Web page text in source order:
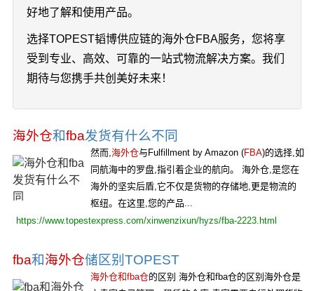
好地了解和使用产品。
选择TOPEST韬博供应链的海外仓FBA服务，您将享
受到专业、高效、可靠的一站式物流解决方案。我们
期待与您携手共创美好未来！
海外仓和fba发货有什么不同
然而,海外仓与Fulfillment by Amazon (FBA)的选择,如
同航海中的罗盘,指引着企业的航向。 海外仓,是您在
海外的坚实后盾,它不仅是货物的存储地,更是物流的
枢纽。在这里,您的产品...
https://www.topestexpress.com/xinwenzixun/hyzs/fba-2223.html
fba和海外仓储区别TOPEST
海外仓和fba仓的区别 海外仓和fba仓的区别海外仓是